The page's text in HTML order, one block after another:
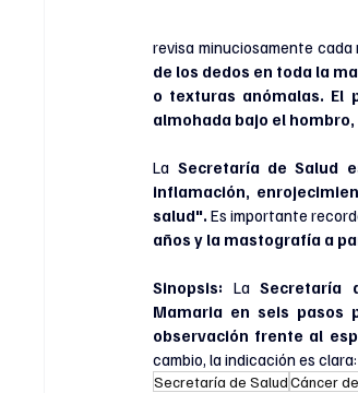
revisa minuciosamente cada
de los dedos en toda la
o texturas anómalas. El
almohada bajo el
La Secretaría de Salud
inflamación,
salud". Es importante
años y la mastografía a
Sinopsis: La Secretaría
Mamaria en seis pasos
cambio, la indicación es
Secretaría de SaludCáncer